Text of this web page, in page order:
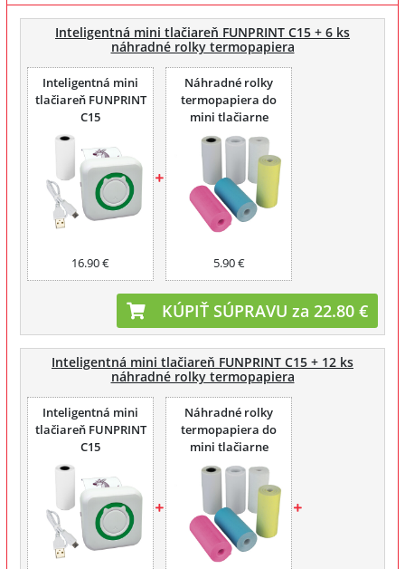
Inteligentná mini tlačiareň FUNPRINT C15 + 6 ks
náhradné rolky termopapiera
Inteligentná mini
tlačiareň FUNPRINT
C15
16.90 €
Náhradné rolky
termopapiera do
mini tlačiarne
FUNPRINT 6 ks
5.90 €
KÚPIŤ SÚPRAVU za 22.80 €
Inteligentná mini tlačiareň FUNPRINT C15 + 12 ks
náhradné rolky termopapiera
Inteligentná mini
tlačiareň FUNPRINT
C15
Náhradné rolky
termopapiera do
mini tlačiarne
FUNPRINT 6 ks